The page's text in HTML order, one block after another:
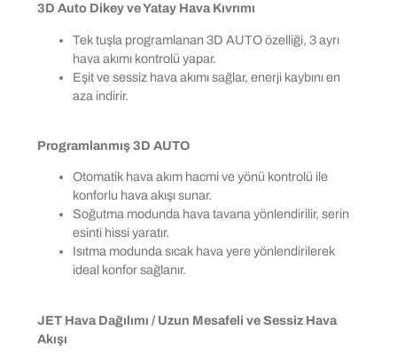
3D Auto Dikey ve Yatay Hava Kıvrımı
Tek tuşla programlanan 3D AUTO özelliği, 3 ayrı
hava akımı kontrolü yapar.
Eşit ve sessiz hava akımı sağlar, enerji kaybını en
aza indirir.
Programlanmış 3D AUTO
Otomatik hava akım hacmi ve yönü kontrolü ile
konforlu hava akışı sunar.
Soğutma modunda hava tavana yönlendirilir, serin
esinti hissi yaratır.
Isıtma modunda sıcak hava yere yönlendirilerek
ideal konfor sağlanır.
JET Hava Dağılımı / Uzun Mesafeli ve Sessiz Hava
Akışı